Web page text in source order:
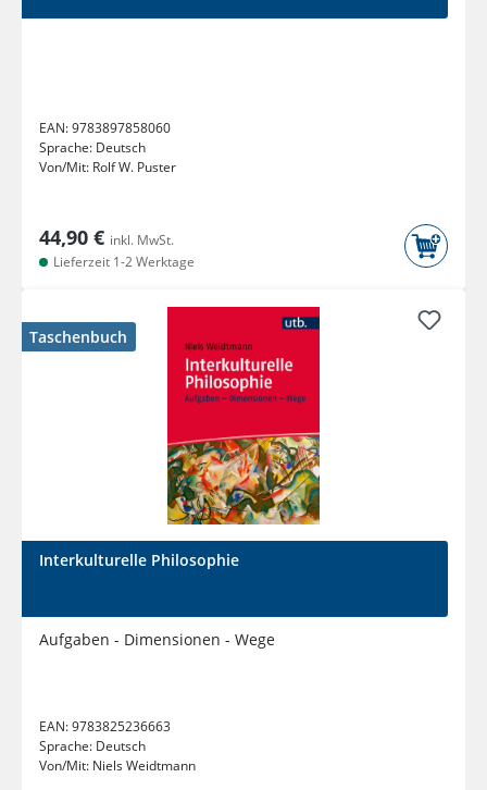
EAN:9783897858060
Sprache: Deutsch
Von/Mit: Rolf W. Puster
44,90 € inkl. MwSt.
Lieferzeit 1-2 Werktage
Taschenbuch
Interkulturelle Philosophie
Aufgaben - Dimensionen - Wege
EAN:9783825236663
Sprache: Deutsch
Von/Mit: Niels Weidtmann